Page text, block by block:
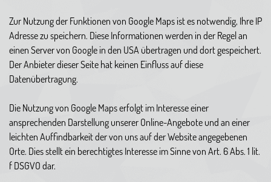
Zur Nutzung der Funktionen von Google Maps ist es notwendig, Ihre IP
Adresse zu speichern. Diese Informationen werden in der Regel an
einen Server von Google in den USA übertragen und dort gespeichert.
Der Anbieter dieser Seite hat keinen Einfluss auf diese
Datenübertragung.
Die Nutzung von Google Maps erfolgt im Interesse einer
ansprechenden Darstellung unserer Online-Angebote und an einer
leichten Auffindbarkeit der von uns auf der Website angegebenen
Orte. Dies stellt ein berechtigtes Interesse im Sinne von Art. 6 Abs. 1 lit.
f DSGVO dar.